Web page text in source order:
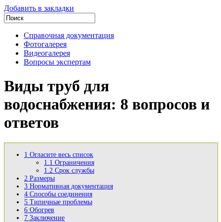
Добавить в закладки
Справочная документация
Фотогалерея
Видеогалерея
Вопросы экспертам
Виды труб для
водоснабжения: 8 вопросов и
ответов
1 Огласите весь список
1.1 Ограничения
1.2 Срок службы
2 Размеры
3 Нормативная документация
4 Способы соединения
5 Типичные проблемы
6 Обогрев
7 Заключение